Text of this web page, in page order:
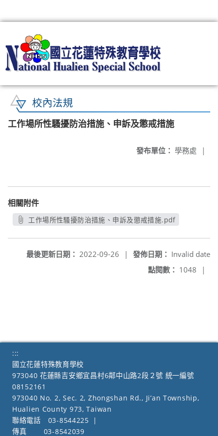
校內法規
工作場所性騷擾防治措施、申訴及懲戒措施
發布單位： 學務處 |
相關附件
工作場所性騷擾防治措施、申訴及懲戒措施.pdf
發佈日期： Invalid date
最後更新日期： 2022-09-26
|
點閱數： 1048 |
:::
國立花蓮特殊教育學校
973040 花蓮縣吉安鄉宜昌村6鄰中山路2段２號 統一編號
08152161
973040 No. 2, Sec. 2, Zhongshan Rd., Ji’an Township,
Hualien County 973, Taiwan
聯絡電話
03-8544225
|
傳真
03-8542039